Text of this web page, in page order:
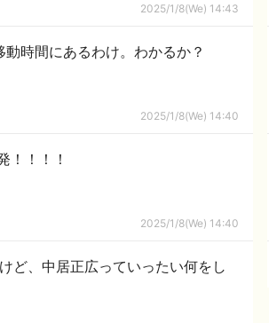
2025/1/8(We) 14:43
時間にあるわけ。わかるか？
2025/1/8(We) 14:40
！！！！
2025/1/8(We) 14:40
ど、中居正広っていったい何をし